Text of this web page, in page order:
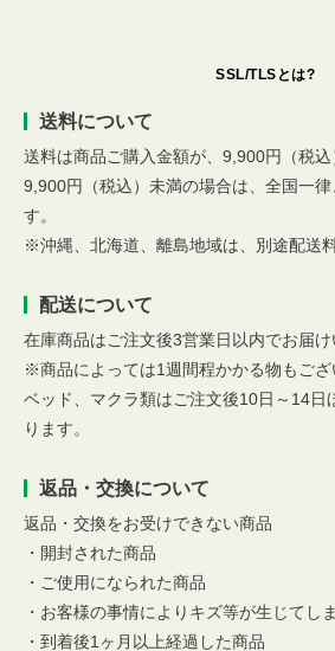
SSL/TLSとは?
送料について
送料は商品ご購入金額が、9,900円（税込
9,900円（税込）未満の場合は、全国一
す。
※沖縄、北海道、離島地域は、別途配送
配送について
在庫商品はご注文後3営業日以内でお届け
※商品によっては1週間程かかる物もござ
ベッド、マクラ類はご注文後10日～14日
ります。
返品・交換について
返品・交換をお受けできない商品
・開封された商品
・ご使用になられた商品
・お客様の事情によりキズ等が生じてし
・到着後1ヶ月以上経過した商品